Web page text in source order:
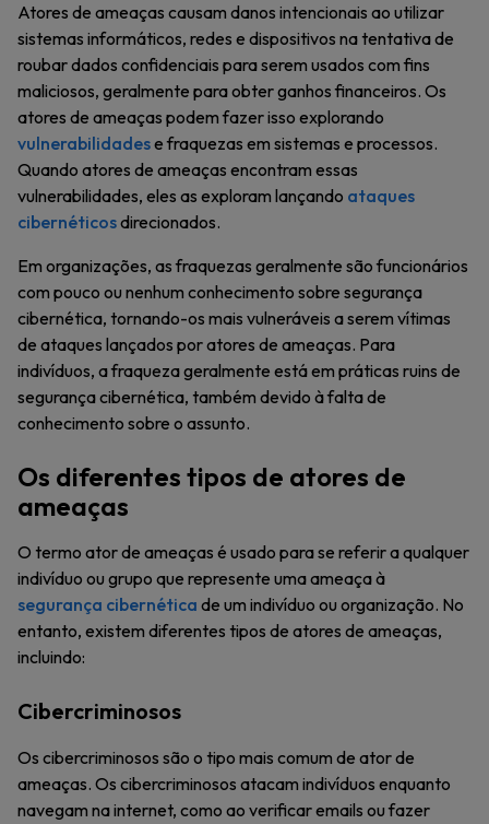
Atores de ameaças causam danos intencionais ao utilizar
sistemas informáticos, redes e dispositivos na tentativa de
roubar dados confidenciais para serem usados com fins
maliciosos, geralmente para obter ganhos financeiros. Os
atores de ameaças podem fazer isso explorando
vulnerabilidadese fraquezas em sistemas e processos.
Quando atores de ameaças encontram essas
vulnerabilidades, eles as exploram lançando ataques
cibernéticosdirecionados.
Em organizações, as fraquezas geralmente são funcionários
com pouco ou nenhum conhecimento sobre segurança
cibernética, tornando-os mais vulneráveis a serem vítimas
de ataques lançados por atores de ameaças. Para
indivíduos, a fraqueza geralmente está em práticas ruins de
segurança cibernética, também devido à falta de
conhecimento sobre o assunto.
Os diferentes tipos de atores de
ameaças
O termo ator de ameaças é usado para se referir a qualquer
indivíduo ou grupo que represente uma ameaça à
segurança cibernética de um indivíduo ou organização. No
entanto, existem diferentes tipos de atores de ameaças,
incluindo:
Cibercriminosos
Os cibercriminosos são o tipo mais comum de ator de
ameaças. Os cibercriminosos atacam indivíduos enquanto
navegam na internet, como ao verificar emails ou fazer